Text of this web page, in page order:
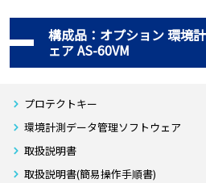
構成品：オプション 環境
ェア AS-60VM
プロテクトキー
環境計測データ管理ソフトウェア
取扱説明書
取扱説明書(簡易操作手順書)